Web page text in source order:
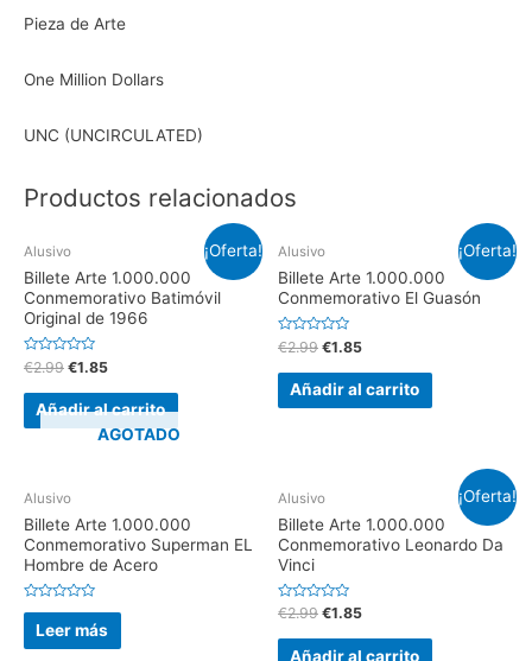
Pieza de Arte
One Million Dollars
UNC (UNCIRCULATED)
Productos relacionados
¡Oferta!
Alusivo
Billete Arte 1.000.000
Conmemorativo Batimóvil
Original de 1966
V
a
l
a
0
d
e
5
€2.99 €1.85
Añadir al carrito
¡Oferta!
Alusivo
Billete Arte 1.000.000
Conmemorativo El Guasón
V
a
l
a
e
€2.99 €1.85
Añadir al carrito
AGOTADO
Alusivo
Billete Arte 1.000.000
Conmemorativo Superman EL
Hombre de Acero
V
o
Leer más
¡Oferta!
Alusivo
Billete Arte 1.000.000
Conmemorativo Leonardo Da
Vinci
V
l
€2.99 €1.85
Añadir al carrito